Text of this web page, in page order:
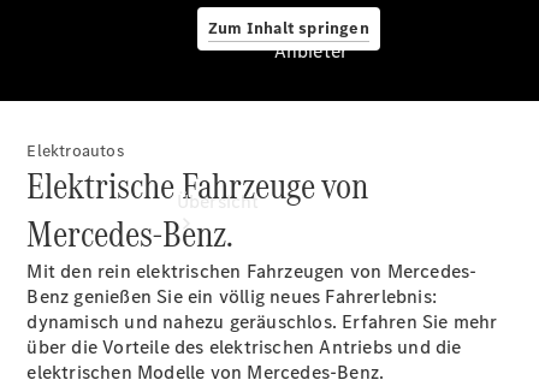
Zum Inhalt springen
Übersicht
Anbieter
Elektroautos
Elektrische Fahrzeuge von
Mercedes-Benz.
Mit den rein elektrischen Fahrzeugen von Mercedes-
Benz genießen Sie ein völlig neues Fahrerlebnis:
dynamisch und nahezu geräuschlos. Erfahren Sie mehr
über die Vorteile des elektrischen Antriebs und die
elektrischen Modelle von Mercedes-Benz.